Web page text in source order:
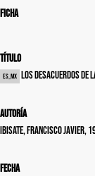
FICHA
Título
es_MX Los desacuerdos
Autoría
Ibisate, Francisco Javier,
Fecha